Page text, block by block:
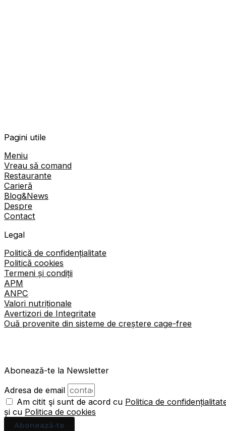
Pagini utile
Meniu
Vreau să comand
Restaurante
Carieră
Blog&News
Despre
Contact
Legal
Politică de confidențialitate
Politică cookies
Termeni și condiții
APM
ANPC
Valori nutriționale
Avertizori de Integritate
Ouă provenite din sisteme de creștere cage-free
Abonează-te la Newsletter
Adresa de email
Am citit şi sunt de acord cu Politica de
și cu Politica de cookies
Abonează-te